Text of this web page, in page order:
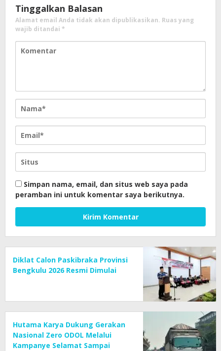
Tinggalkan Balasan
Alamat email Anda tidak akan dipublikasikan. Ruas yang
wajib ditandai *
Simpan nama, email, dan situs web saya pada
peramban ini untuk komentar saya berikutnya.
Diklat Calon Paskibraka Provinsi
Bengkulu 2026 Resmi Dimulai
Hutama Karya Dukung Gerakan
Nasional Zero ODOL Melalui
Kampanye Selamat Sampai